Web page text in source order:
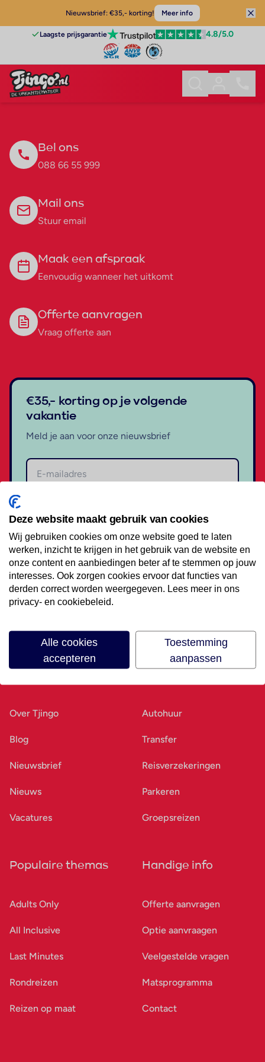
Nieuwsbrief: €35,- korting! Meer info
Laagste prijsgarantie 4.8/5.0
Bel ons
088 66 55 999
Mail ons
Stuur email
Maak een afspraak
Eenvoudig wanneer het uitkomt
Offerte aanvragen
Vraag offerte aan
€35,- korting op je volgende
vakantie
Meld je aan voor onze nieuwsbrief
Volg ons op social media
Over Tjingo
Blog
Nieuwsbrief
Nieuws
Vacatures
Autohuur
Transfer
Reisverzekeringen
Parkeren
Groepsreizen
Populaire themas
Adults Only
All Inclusive
Last Minutes
Rondreizen
Reizen op maat
Handige info
Offerte aanvragen
Optie aanvraagen
Veelgestelde vragen
Matsprogramma
Contact
Deze website maakt gebruik van cookies
Wij gebruiken cookies om onze website goed te laten
werken, inzicht te krijgen in het gebruik van de website en
onze content en aanbiedingen beter af te stemmen op jouw
interesses. Ook zorgen cookies ervoor dat functies van
derden correct worden weergegeven. Lees meer in ons
privacy- en cookiebeleid.
Alle cookies
accepteren
Toestemming
aanpassen